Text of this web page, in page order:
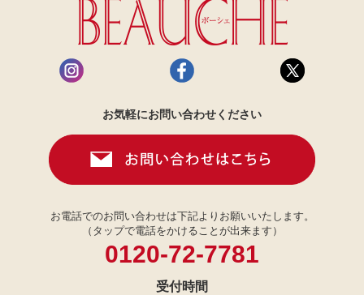
お気軽にお問い合わせください
お電話でのお問い合わせは下記よりお願いいたします。
（タップで電話をかけることが出来ます）
0120-72-7781
受付時間